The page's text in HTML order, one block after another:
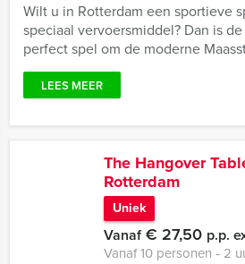
Wilt u in Rotterdam een sportieve
speciaal vervoersmiddel? Dan is
perfect spel om de moderne
LEES MEER
The Hangover
Rotterdam
Uniek
Vanaf€ 27,50 p.p.
Vanaf 10 personen ‐ 2